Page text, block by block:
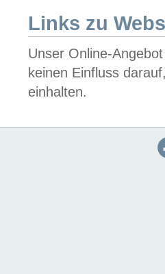
Links zu
Unser Online-
keinen Einfluss
einhalten.